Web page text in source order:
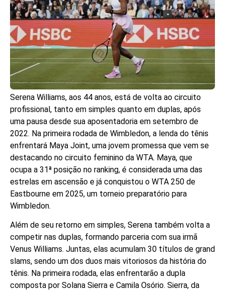
Serena Williams, aos 44 anos, está de volta ao circuito
profissional, tanto em simples quanto em duplas, após
uma pausa desde sua aposentadoria em setembro de
2022. Na primeira rodada de Wimbledon, a lenda do tênis
enfrentará Maya Joint, uma jovem promessa que vem se
destacando no circuito feminino da WTA. Maya, que
ocupa a 31ª posição no ranking, é considerada uma das
estrelas em ascensão e já conquistou o WTA 250 de
Eastbourne em 2025, um torneio preparatório para
Wimbledon.
Além de seu retorno em simples, Serena também volta a
competir nas duplas, formando parceria com sua irmã
Venus Williams. Juntas, elas acumulam 30 títulos de grand
slams, sendo um dos duos mais vitoriosos da história do
tênis. Na primeira rodada, elas enfrentarão a dupla
composta por Solana Sierra e Camila Osório. Sierra, da